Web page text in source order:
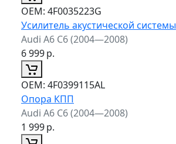
ОЕМ: 4F0035223G
Усилитель акустической системы
Audi A6 C6 (2004—2008)
6 999р.
ОЕМ: 4F0399115AL
Опора КПП
Audi A6 C6 (2004—2008)
1 999р.